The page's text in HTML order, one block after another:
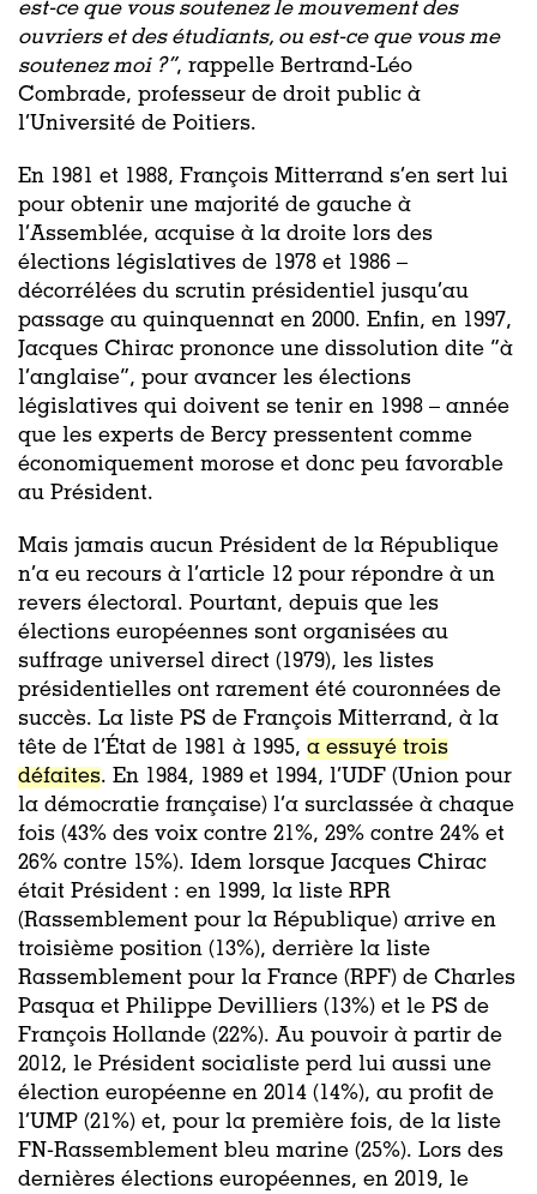
est-ce que vous soutenez le mouvement des
ouvriers et des étudiants, ou est-ce que vous me
soutenez moi ?”, rappelle Bertrand-Léo
Combrade, professeur de droit public à
l’Université de Poitiers.
En 1981 et 1988, François Mitterrand s’en sert lui
pour obtenir une majorité de gauche à
l’Assemblée, acquise à la droite lors des
élections législatives de 1978 et 1986 –
décorrélées du scrutin présidentiel jusqu’au
passage au quinquennat en 2000. Enfin, en 1997,
Jacques Chirac prononce une dissolution dite “à
l’anglaise”, pour avancer les élections
législatives qui doivent se tenir en 1998 – année
que les experts de Bercy pressentent comme
économiquement morose et donc peu favorable
au Président.
Mais jamais aucun Président de la République
n’a eu recours à l’article 12 pour répondre à un
revers électoral. Pourtant, depuis que les
élections européennes sont organisées au
suffrage universel direct (1979), les listes
présidentielles ont rarement été couronnées de
succès. La liste PS de François Mitterrand, à la
tête de l’État de 1981 à 1995, a essuyé trois
défaites. En 1984, 1989 et 1994, l’UDF (Union pour
la démocratie française) l’a surclassée à chaque
fois (43% des voix contre 21%, 29% contre 24% et
26% contre 15%). Idem lorsque Jacques Chirac
était Président : en 1999, la liste RPR
(Rassemblement pour la République) arrive en
troisième position (13%), derrière la liste
Rassemblement pour la France (RPF) de Charles
Pasqua et Philippe Devilliers (13%) et le PS de
François Hollande (22%). Au pouvoir à partir de
2012, le Président socialiste perd lui aussi une
élection européenne en 2014 (14%), au profit de
l’UMP (21%) et, pour la première fois, de la liste
FN-Rassemblement bleu marine (25%). Lors des
dernières élections européennes, en 2019, le